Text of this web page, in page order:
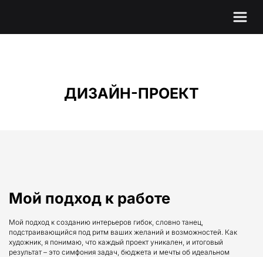
ДИЗАЙН-ПРОЕКТ
Мой подход к работе
Мой подход к созданию интерьеров гибок, словно танец,
подстраивающийся под ритм ваших желаний и возможностей. Как
художник, я понимаю, что каждый проект уникален, и итоговый
результат – это симфония задач, бюджета и мечты об идеальном